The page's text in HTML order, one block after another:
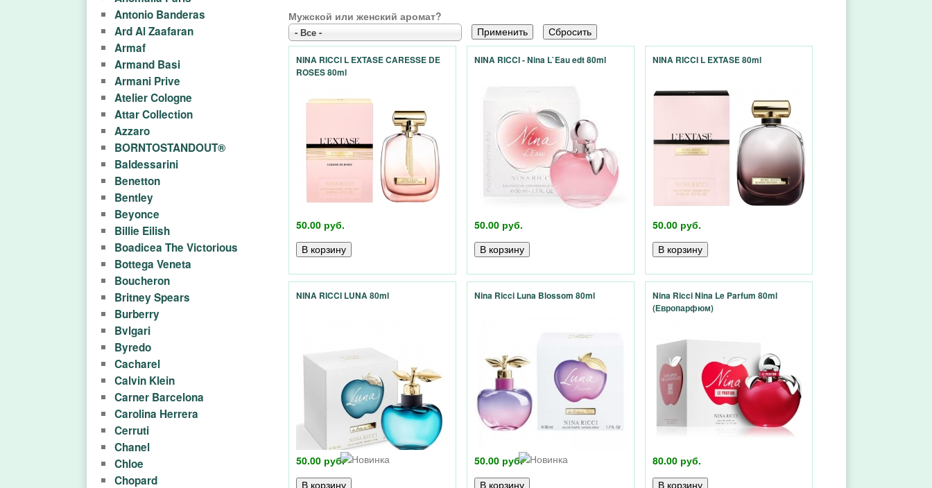
а
г
а
з
и
н
п
а
р
ф
ю
м
е
р
и
и
ь
н
о
е
м
е
н
ю
в
в
е
р
х
у
М
Е
Н
Ю
ь
Мужской или женский аромат?
- Все -
NINA RICCI L EXTASE CARESSE DE
ROSES 80ml
50.00 руб.
NINA RICCI - Nina L`Eau edt 80ml
50.00 руб.
NINA RICCI L EXTASE 80ml
50.00 руб.
NINA RICCI LUNA 80ml
50.00 руб.
Nina Ricci Luna Blossom 80ml
50.00 руб.
Nina Ricci Nina Le Parfum 80ml
(Европарфюм)
80.00 руб.
Antonio Banderas
Ard Al Zaafaran
Armaf
Armand Basi
Armani Prive
Atelier Cologne
Attar Collection
Azzaro
BORNTOSTANDOUT®
Baldessarini
Benetton
Bentley
Beyonce
Billie Eilish
Boadicea The Victorious
Bottega Veneta
Boucheron
Britney Spears
Burberry
Bvlgari
Byredo
Cacharel
Calvin Klein
Carner Barcelona
Carolina Herrera
Cerruti
Chanel
Chloe
Chopard